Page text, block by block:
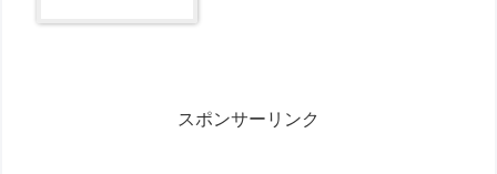
スポンサーリンク